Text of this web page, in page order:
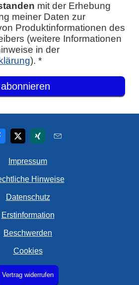
mit der Erhebung
meiner Daten zur
Produktinformationen des
(weitere Informationen
in der
). *
Impressum
Hinweise
Datenschutz
Erstinformation
Beschwerden
Cookies
Vertrag widerrufen